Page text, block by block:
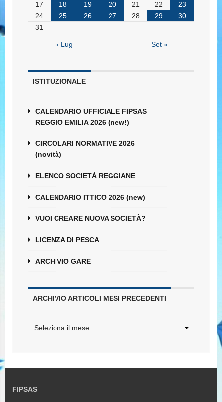
17
18 19 20 21 22
23
24
25 26 27 28 29
30
31
« Lug Set »
ISTITUZIONALE
CALENDARIO UFFICIALE FIPSAS
REGGIO EMILIA 2026 (new!)
CIRCOLARI NORMATIVE 2026
(novità)
ELENCO SOCIETÀ REGGIANE
CALENDARIO ITTICO 2026 (new)
VUOI CREARE NUOVA SOCIETÀ?
LICENZA DI PESCA
ARCHIVIO GARE
ARCHIVIO ARTICOLI MESI PRECEDENTI
FIPSAS